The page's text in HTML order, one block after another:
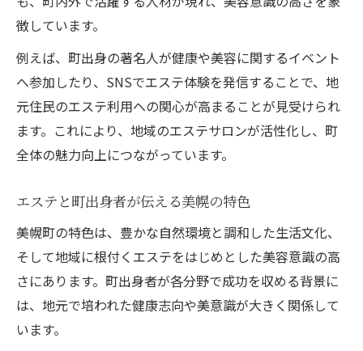
徴しています。
例えば、町出身の著名人が健康や美容に関するイベント
へ参加したり、SNSでエステ体験を発信することで、地
元住民のエステ利用への関心が高まることが見受けられ
ます。これにより、地域のエステサロンが活性化し、町
全体の魅力向上につながっています。
エステと町出身者が伝える美幌の特色
美幌町の特色は、豊かな自然環境と調和した生活文化、
そして地域に根付くエステをはじめとした美容意識の高
さにあります。町出身者が各分野で成功を収める背景に
は、地元で培われた健康志向や美意識が大きく関係して
います。